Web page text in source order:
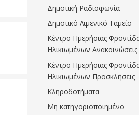
Δημοτική Ραδιοφωνία
Δημοτικό Λιμενικό Ταμείο
Κέντρο Ημερήσιας
Ηλικιωμένων Ανακοινώσεις
Κέντρο Ημερήσιας
Ηλικιωμένων Προσκλήσεις
Κληροδοτήματα
Μη κατηγοριοποιημένο